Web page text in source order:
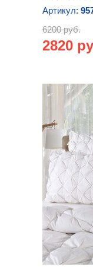
Артикул:
6200 руб.
2820